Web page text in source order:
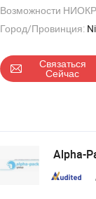
Возможности
Город/Провинция:
Связаться
Сейчас
Alpha-